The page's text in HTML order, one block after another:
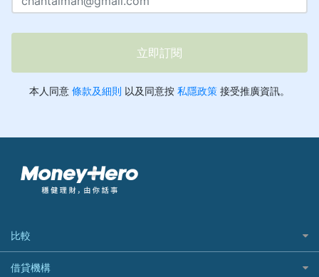
比較
私人貸款比較
借貸機構